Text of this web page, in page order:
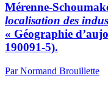
Mérenne-
localisation des
« Géographie
190091-5).
Par Normand Brouillette